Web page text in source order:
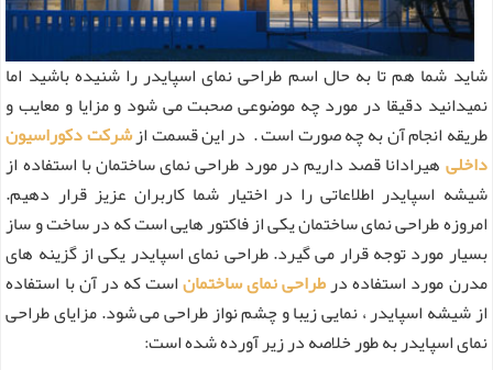
شاید شما هم تا به حال اسم طراحی نمای اسپایدر را شنیده باشید اما
نمیدانید دقیقا در مورد چه موضوعی صحبت می شود و مزایا و معایب و
طریقه انجام آن به چه صورت است . در این قسمت ازشرکت دکوراسیون
داخلیهیرادانا قصد داریم در مورد طراحی نمای ساختمان با استفاده از
شیشه اسپایدر اطلاعاتی را در اختیار شما کاربران عزیز قرار دهیم.
امروزه طراحی نمای ساختمان یکی از فاکتور هایی است که در ساخت و ساز
بسیار مورد توجه قرار می گیرد. طراحی نمای اسپایدر یکی از گزینه های
مدرن مورد استفاده درطراحی نمای ساختماناست که در آن با استفاده
از شیشه اسپایدر ، نمایی زیبا و چشم نواز طراحی می شود. مزایای طراحی
نمای اسپایدر به طور خلاصه در زیر آورده شده است: